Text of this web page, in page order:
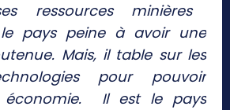
ressources minières
pays peine à avoir une
Mais, il table sur les
pour pouvoir
économie. Il est le pays